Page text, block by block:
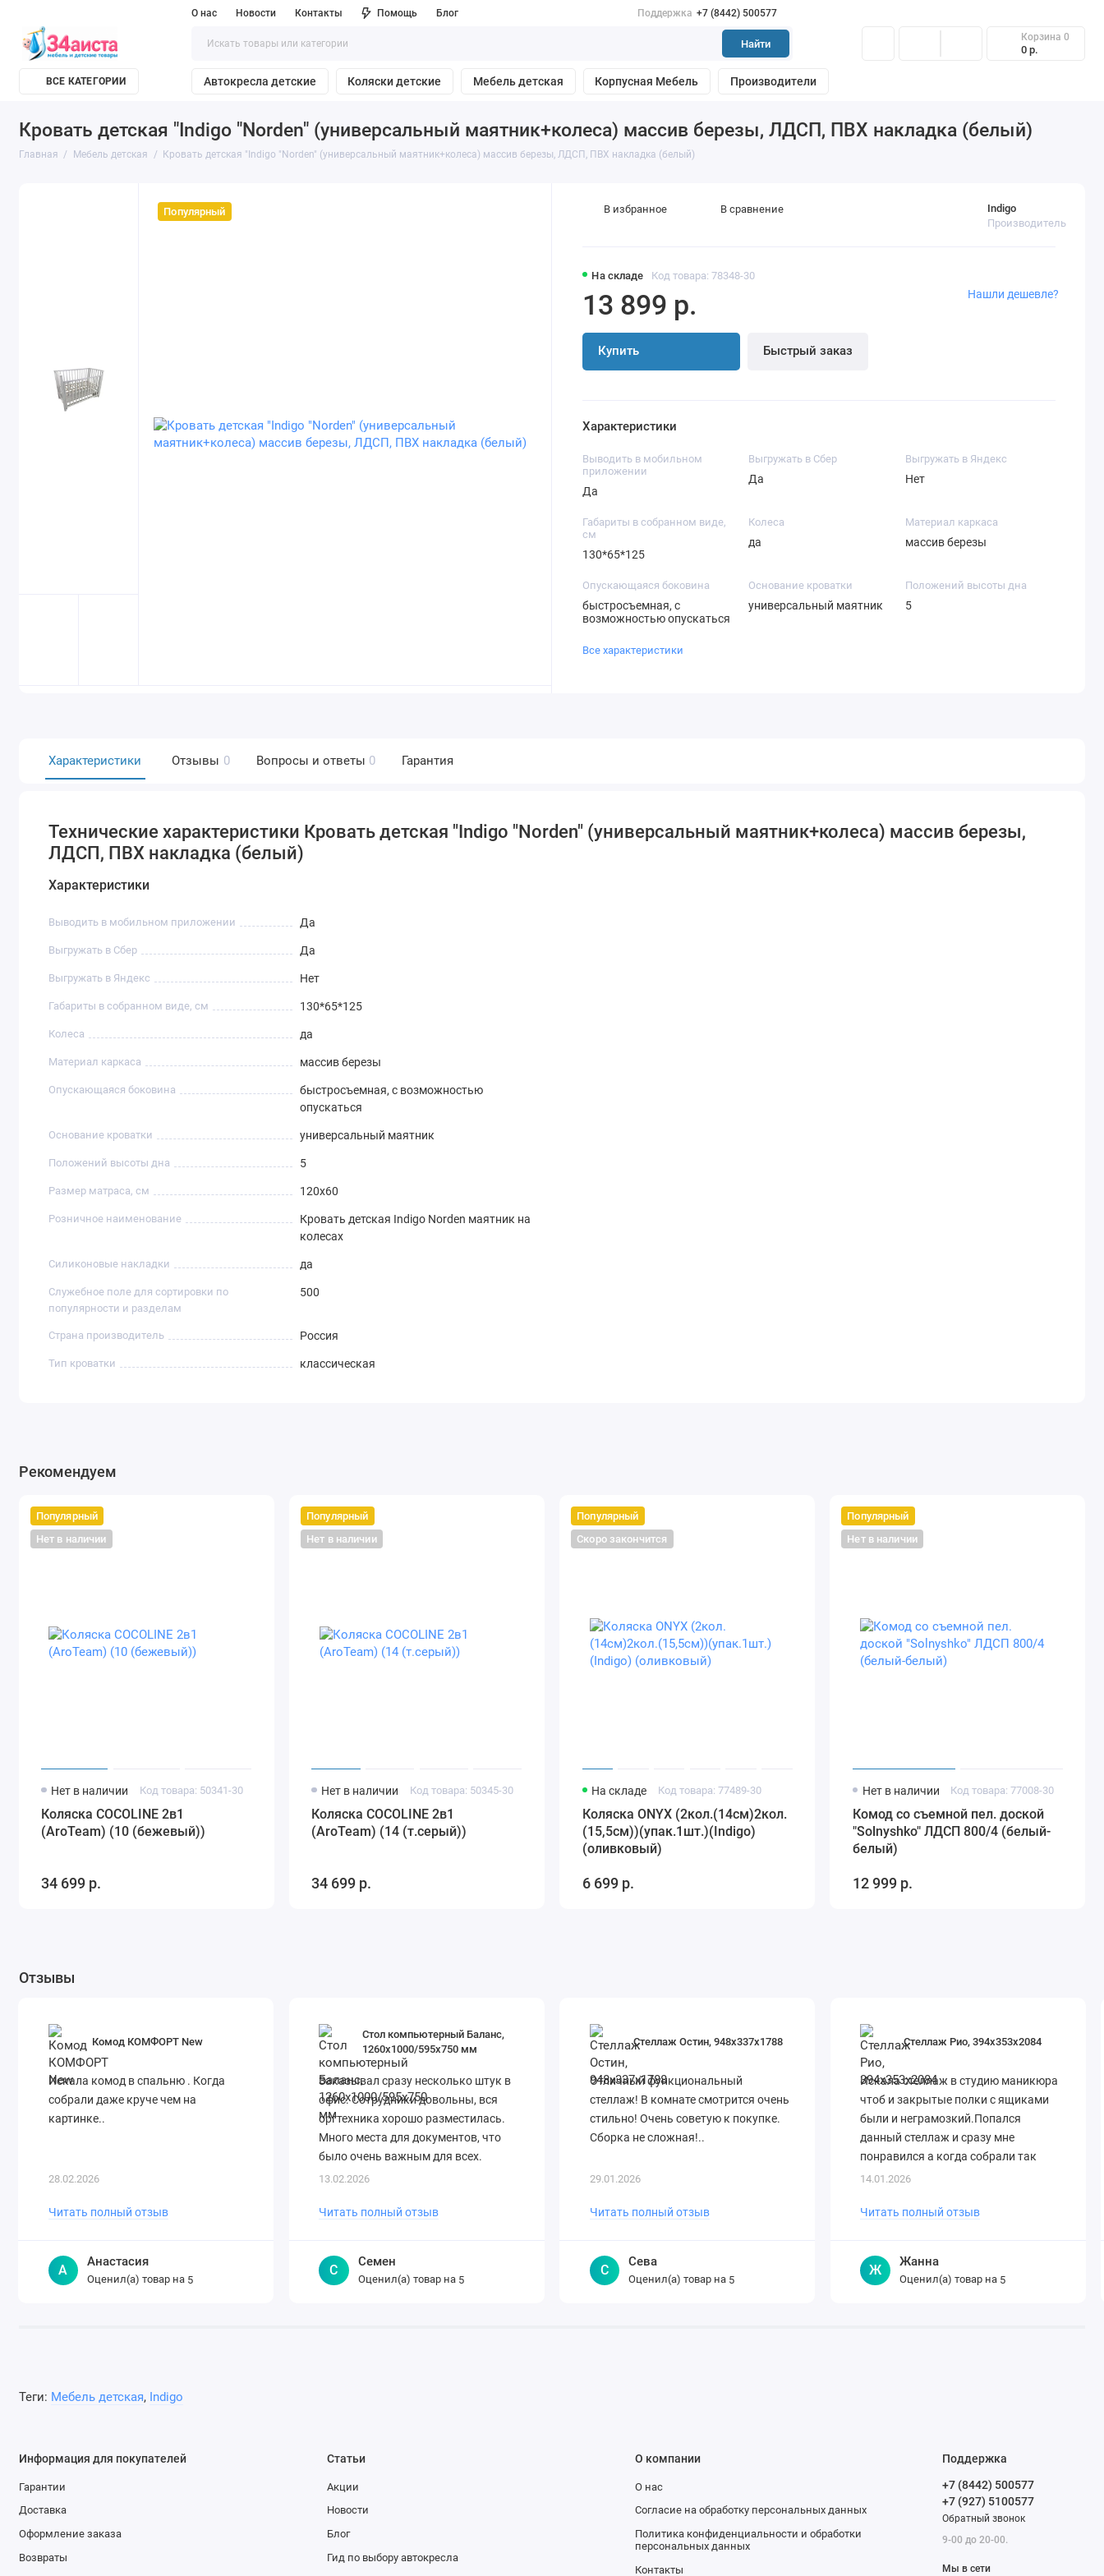
О нас Новости Контакты Помощь Блог Поддержка +7 (8442) 500577
Найти
Корзина 0
0 р.
ВСЕ КАТЕГОРИИ Автокресла детские Коляски детские Мебель детская Корпусная Мебель Производители
Кровать детская "Indigo "Norden" (универсальный маятник+колеса) массив березы, ЛДСП, ПВХ накладка (белый)
Главная Мебель детская Кровать детская "Indigo "Norden" (универсальный маятник+колеса) массив березы, ЛДСП, ПВХ накладка (белый)
Популярный
На складе Код товара: 78348-30
Indigo
Производитель
13 899 р.
Купить Быстрый заказ
Нашли дешевле?
В избранное В сравнение
Характеристики
Выводить в мобильном
приложении
Да
Выгружать в Сбер
Да
Выгружать в Яндекс
Нет
Габариты в собранном виде,
см
130*65*125
Колеса
да
Материал каркаса
массив березы
Опускающаяся боковина
быстросъемная, с
возможностью опускаться
Основание кроватки
универсальный маятник
Положений высоты дна
5
Все характеристики
Характеристики Отзывы 0 Вопросы и ответы 0 Гарантия
Технические характеристики Кровать детская "Indigo "Norden" (универсальный маятник+колеса) массив березы,
ЛДСП, ПВХ накладка (белый)
Характеристики
Выводить в мобильном приложении Да
Выгружать в Сбер Да
Выгружать в Яндекс Нет
Габариты в собранном виде, см 130*65*125
Колеса да
Материал каркаса массив березы
Опускающаяся боковина
быстросъемная, с возможностью
опускаться
Основание кроватки универсальный маятник
Положений высоты дна 5
Размер матраса, см 120х60
Розничное наименование
Кровать детская Indigo Norden маятник на
колесах
Силиконовые накладки да
Служебное поле для сортировки по
популярности и разделам
500
Страна производитель Россия
Тип кроватки классическая
Рекомендуем
Популярный
Нет в наличии
Нет в наличии Код товара: 50341-30
Коляска COCOLINE 2в1
(AroTeam) (10 (бежевый))
34 699 р.
Популярный
Нет в наличии
Нет в наличии Код товара: 50345-30
Коляска COCOLINE 2в1
(AroTeam) (14 (т.серый))
34 699 р.
Популярный
Скоро закончится
На складе Код товара: 77489-30
Коляска ONYX (2кол.(14см)2кол.
(15,5см))(упак.1шт.)(Indigo)
(оливковый)
6 699 р.
Популярный
Нет в наличии
Нет в наличии Код товара: 77008-30
Комод со съемной пел. доской
"Solnyshko" ЛДСП 800/4 (белый-
белый)
12 999 р.
Отзывы
Комод КОМФОРТ New
Искала комод в спальню . Когда
собрали даже круче чем на
картинке..
28.02.2026
Читать полный отзыв
А
Анастасия
Оценил(а) товар на 5
Стол компьютерный Баланс,
1260х1000/595х750 мм
Заказывал сразу несколько штук в
офис. Сотрудники довольны, вся
оргтехника хорошо разместилась.
Много места для документов, что
было очень важным для всех.
Доставили оперативно! В целом,
13.02.2026
Читать полный отзыв
С
Семен
Оценил(а) товар на 5
Стеллаж Остин, 948х337х1788
Отличный функциональный
стеллаж! В комнате смотрится очень
стильно! Очень советую к покупке.
Сборка не сложная!..
29.01.2026
Читать полный отзыв
С
Сева
Оценил(а) товар на 5
Стеллаж Рио, 394х353х2084
Искала стеллаж в студию маникюра
чтоб и закрытые полки с ящиками
были и неграмозкий.Попался
данный стеллаж и сразу мне
понравился а когда собрали так
случилась любовь. Подошел по всем
14.01.2026
Читать полный отзыв
Ж
Жанна
Оценил(а) товар на 5
Теги: Мебель детская, Indigo
Информация для покупателей
Гарантии
Доставка
Оформление заказа
Возвраты
Статьи
Акции
Новости
Блог
Гид по выбору автокресла
О компании
О нас
Согласие на обработку персональных данных
Политика конфиденциальности и обработки
персональных данных
Контакты
Поддержка
+7 (8442) 500577
+7 (927) 5100577
Обратный звонок
9-00 до 20-00.
Мы в сети